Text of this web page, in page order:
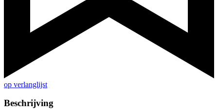
op verlanglijst
Beschrijving